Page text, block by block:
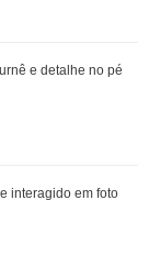
homenagem à
onde estão as
e detalhe no pé
interagido em foto